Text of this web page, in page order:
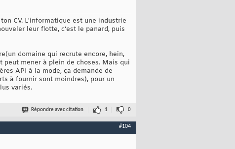
CV. L'informatique est une industrie
leur flotte, c'est le panard, puis
domaine qui recrute encore, hein,
mener à plein de choses. Mais qui
API à la mode, ça demande de
à fournir sont moindres), pour un
variés.
Répondre avec citation 1 0
#104